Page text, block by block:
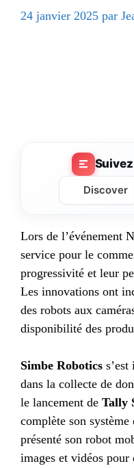
24 janvier 2025 par
Discover
Lors de l’événement
service pour le
progressivité et leur
Les innovations ont
des robots aux
disponibilité des
Simbe Robotics
dans la collecte de
le lancement de Tally
complète son
présenté son robot
images et vidéos